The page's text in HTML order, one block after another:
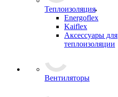
Теплоизоляция
Energoflex
Kaiflex
Аксессуары для
теплоизоляции
Вентиляторы